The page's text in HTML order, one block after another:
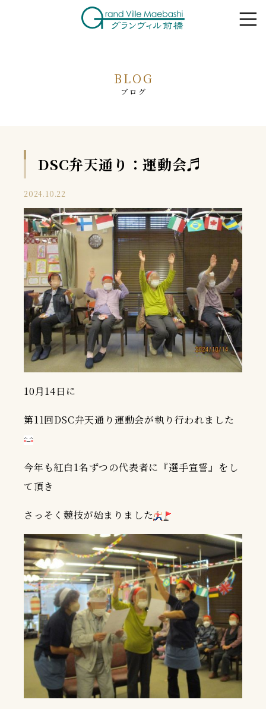
BLOG
ブログ
DSC弁天通り：運動会♬
2024.10.22
10月14日に
第11回DSC弁天通り運動会が執り行われました
今年も紅白1名ずつの代表者に『選手宣誓』をし
て頂き
さっそく競技が始まりました